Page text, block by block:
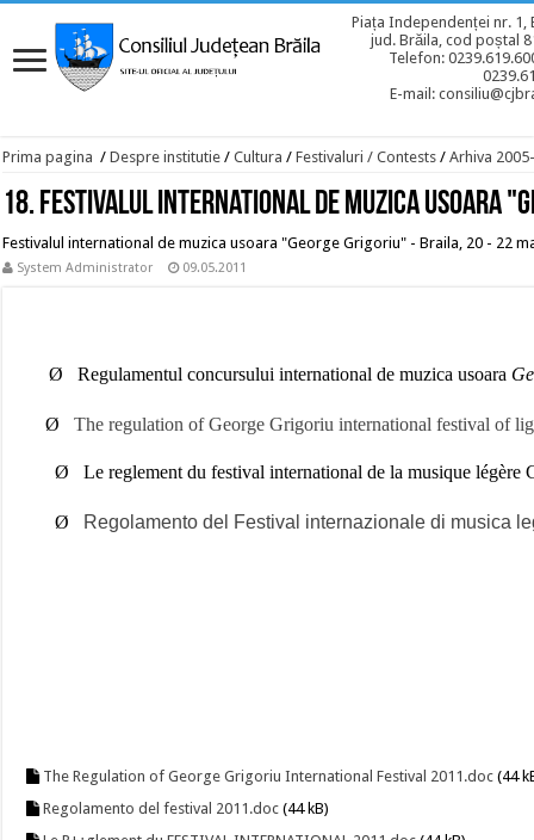
Piața Independenței nr. 1,
jud. Brăila, cod poștal
Telefon:
E-mail:
Prima pagina / Despre institutie / Cultura / Festivaluri / Contests / Arhiva
18. Festivalul international de muzica usoara
Festivalul international de muzica usoara "George Grigoriu" - Braila, 20 - 22
System Administrator 09.05.2011
Ø Regulamentul concursului international de muzica usoara
Ø The regulation of George Grigoriu international festival of
Ø Le reglement du festival international de la musique légère
Ø Regolamento del Festival internazionale di musica
The Regulation of George Grigoriu International Festival 2011.doc (44
Regolamento del festival 2011.doc (44 kB)